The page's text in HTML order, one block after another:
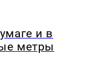
и в
метры